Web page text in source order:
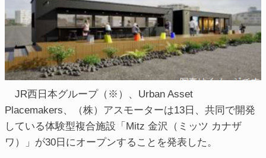
JR西日本グループ（※）、Urban Asset
Placemakers、（株）アスモーターは13日、共同で開発
している体験型複合施設「Mitz 金沢（ミッツ カナザ
ワ）」が30日にオープンすることを発表した。